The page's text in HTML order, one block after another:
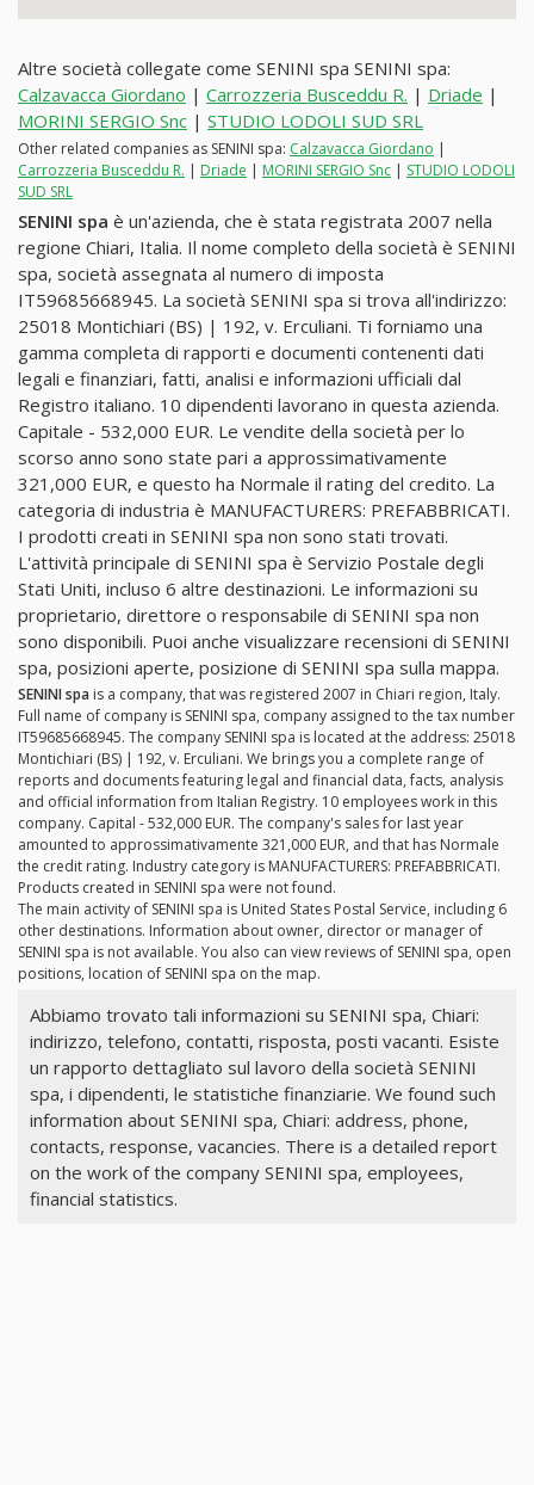
Altre società collegate come SENINI spa SENINI spa:
Calzavacca Giordano | Carrozzeria Busceddu R. | Driade |
MORINI SERGIO Snc | STUDIO LODOLI SUD SRL
Other related companies as SENINI spa: Calzavacca Giordano |
Carrozzeria Busceddu R. | Driade | MORINI SERGIO Snc | STUDIO LODOLI
SUD SRL
SENINI spa è un'azienda, che è stata registrata 2007 nella
regione Chiari, Italia. Il nome completo della società è SENINI
spa, società assegnata al numero di imposta
IT59685668945. La società SENINI spa si trova all'indirizzo:
25018 Montichiari (BS) | 192, v. Erculiani. Ti forniamo una
gamma completa di rapporti e documenti contenenti dati
legali e finanziari, fatti, analisi e informazioni ufficiali dal
Registro italiano. 10 dipendenti lavorano in questa azienda.
Capitale - 532,000 EUR. Le vendite della società per lo
scorso anno sono state pari a approssimativamente
321,000 EUR, e questo ha Normale il rating del credito. La
categoria di industria è MANUFACTURERS: PREFABBRICATI.
I prodotti creati in SENINI spa non sono stati trovati.
L'attività principale di SENINI spa è Servizio Postale degli
Stati Uniti, incluso 6 altre destinazioni. Le informazioni su
proprietario, direttore o responsabile di SENINI spa non
sono disponibili. Puoi anche visualizzare recensioni di SENINI
spa, posizioni aperte, posizione di SENINI spa sulla mappa.
SENINI spa is a company, that was registered 2007 in Chiari region, Italy.
Full name of company is SENINI spa, company assigned to the tax number
IT59685668945. The company SENINI spa is located at the address: 25018
Montichiari (BS) | 192, v. Erculiani. We brings you a complete range of
reports and documents featuring legal and financial data, facts, analysis
and official information from Italian Registry. 10 employees work in this
company. Capital - 532,000 EUR. The company's sales for last year
amounted to approssimativamente 321,000 EUR, and that has Normale
the credit rating. Industry category is MANUFACTURERS: PREFABBRICATI.
Products created in SENINI spa were not found.
The main activity of SENINI spa is United States Postal Service, including 6
other destinations. Information about owner, director or manager of
SENINI spa is not available. You also can view reviews of SENINI spa, open
positions, location of SENINI spa on the map.
Abbiamo trovato tali informazioni su SENINI spa, Chiari:
indirizzo, telefono, contatti, risposta, posti vacanti. Esiste
un rapporto dettagliato sul lavoro della società SENINI
spa, i dipendenti, le statistiche finanziarie. We found such
information about SENINI spa, Chiari: address, phone,
contacts, response, vacancies. There is a detailed report
on the work of the company SENINI spa, employees,
financial statistics.